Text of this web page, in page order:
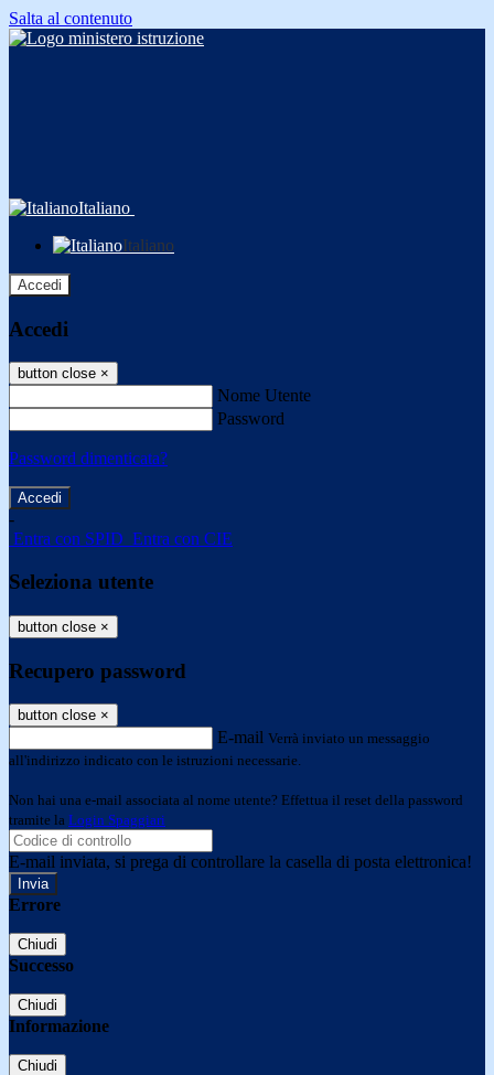
Salta al contenuto
Italiano
Italiano
Accedi
Accedi
button close ×
Nome Utente
Password
Password dimenticata?
-
Entra con SPID Entra con CIE
Seleziona utente
button close ×
Recupero password
button close ×
E-mail Verrà inviato un messaggio
all'indirizzo indicato con le istruzioni necessarie.
Non hai una e-mail associata al nome utente? Effettua il reset della password
tramite la Login Spaggiari
E-mail inviata, si prega di controllare la casella di posta elettronica!
Errore
Chiudi
Successo
Chiudi
Informazione
Chiudi